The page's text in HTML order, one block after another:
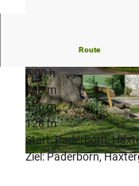
© Verkehrsverein Paderborn e.V., U.
© Verkehrsverein Paderborn e.V.,
Route
5:00 h
406 m
156 m
128 m
Start: Paderborn,
Ziel: Paderborn,